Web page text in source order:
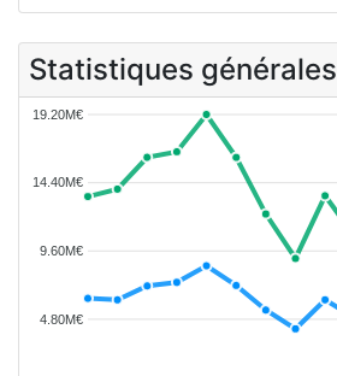
Statistiques générales
19.20M€
14.40M€
9.60M€
4.80M€